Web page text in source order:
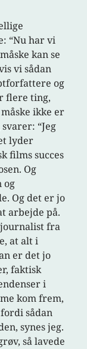
“Nu har vi
kan se
vi sådan
og
flere ting,
ikke er
“Jeg
lyder
films succes
Og
og
Og det er jo
arbejde på.
journalist fra
at alt i
er det jo
faktisk
i
kom frem,
sådan
synes jeg.
så lavede